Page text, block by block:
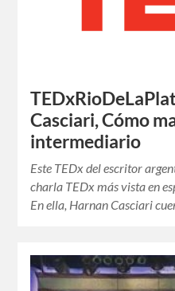
Casciari, Cómo
intermediario
Este TEDx del escritor
charla TEDx más vista en
En ella, Harnan Casciari